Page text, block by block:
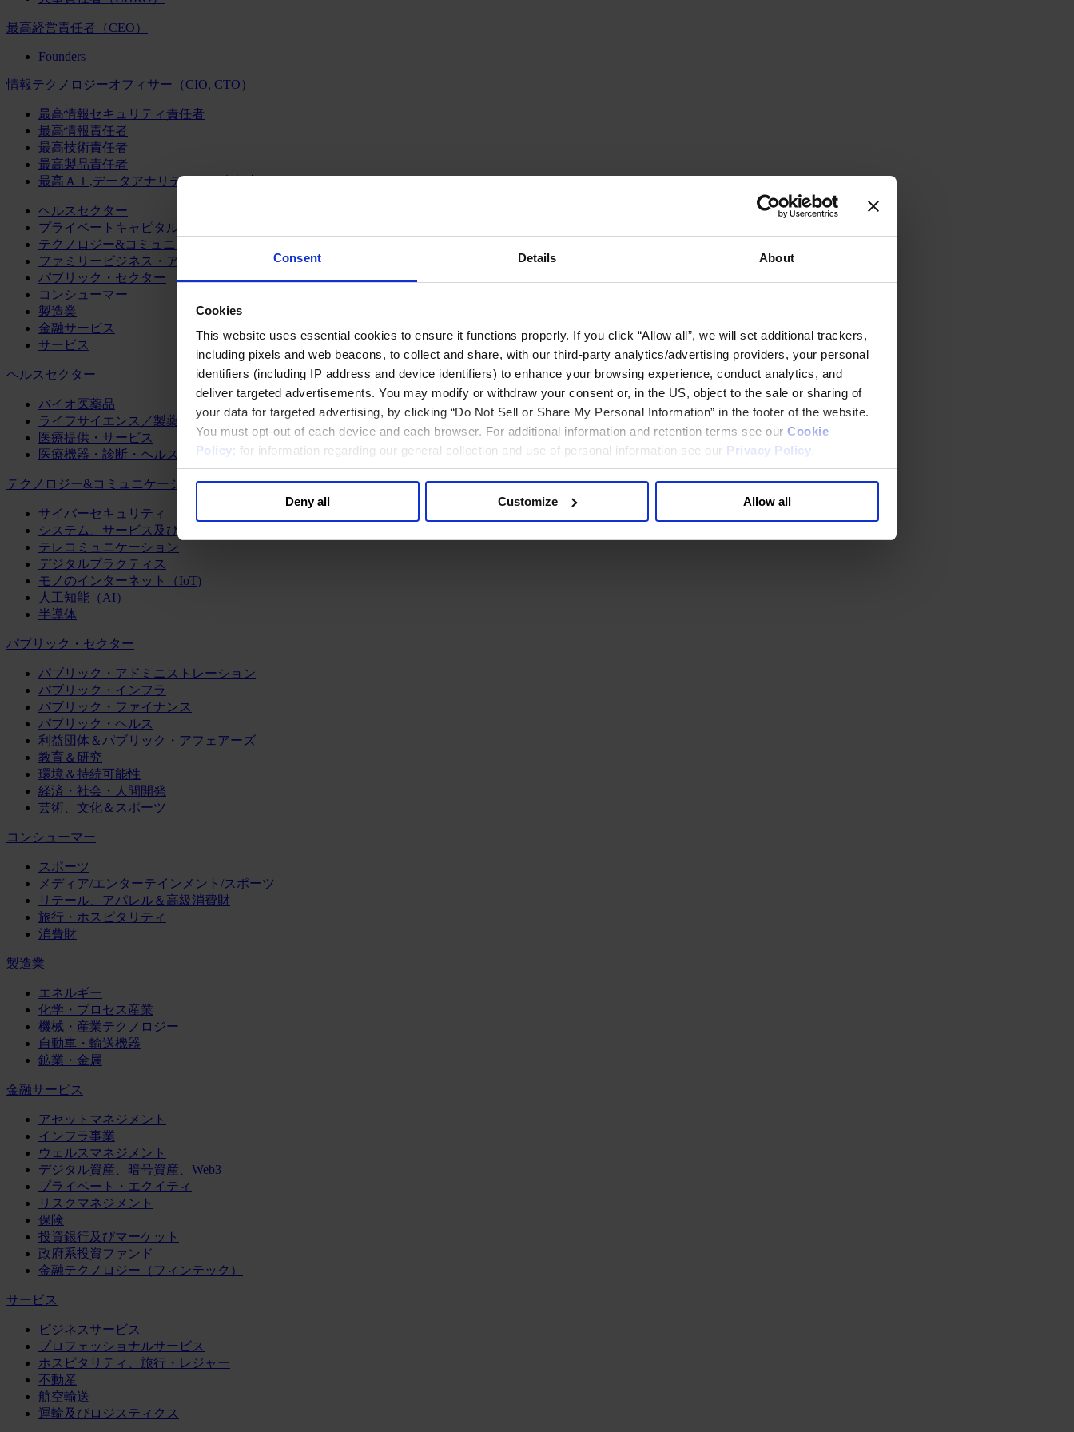
Consent Details About
Cookies
This website uses essential cookies to ensure it functions properly. If you click “Allow all”, we will set additional trackers,
including pixels and web beacons, to collect and share, with our third-party analytics/advertising providers, your personal
identifiers (including IP address and device identifiers) to enhance your browsing experience, conduct analytics, and
deliver targeted advertisements. You may modify or withdraw your consent or, in the US, object to the sale or sharing of
your data for targeted advertising, by clicking “Do Not Sell or Share My Personal Information” in the footer of the website.
You must opt-out of each device and each browser. For additional information and retention terms see our Cookie
Policy; for information regarding our general collection and use of personal information see our Privacy Policy
Deny all Customize Allow all
最高経営責任者（CEO）
Founders
情報テクノロジーオフィサー（CIO, CTO）
最高情報セキュリティ責任者
最高情報責任者
最高技術責任者
最高製品責任者
最高ＡＩ,データアナリティクス責任者
ヘルスセクター
プライベートキャピタル
テクノロジー&コミュニケーション
ファミリービジネス・アドバイザリー
パブリック・セクター
コンシューマー
製造業
金融サービス
サービス
ヘルスセクター
バイオ医薬品
ライフサイエンス／製薬
医療提供・サービス
医療機器・診断・ヘルスケアテクノロジー
テクノロジー&コミュニケーション
サイバーセキュリティ
システム、サービス及びソフトウェア
テレコミュニケーション
デジタルプラクティス
モノのインターネット（IoT)
人工知能（AI）
半導体
パブリック・セクター
パブリック・アドミニストレーション
パブリック・インフラ
パブリック・ファイナンス
パブリック・ヘルス
利益団体＆パブリック・アフェアーズ
教育＆研究
環境＆持続可能性
経済・社会・人間開発
芸術、文化＆スポーツ
コンシューマー
スポーツ
メディア/エンターテインメント/スポーツ
リテール、アパレル＆高級消費財
旅行・ホスピタリティ
消費財
製造業
エネルギー
化学・プロセス産業
機械・産業テクノロジー
自動車・輸送機器
鉱業・金属
金融サービス
アセットマネジメント
インフラ事業
ウェルスマネジメント
デジタル資産、暗号資産、Web3
プライベート・エクイティ
リスクマネジメント
保険
投資銀行及びマーケット
政府系投資ファンド
金融テクノロジー（フィンテック）
サービス
ビジネスサービス
プロフェッショナルサービス
ホスピタリティ、旅行・レジャー
不動産
航空輸送
運輸及びロジスティクス